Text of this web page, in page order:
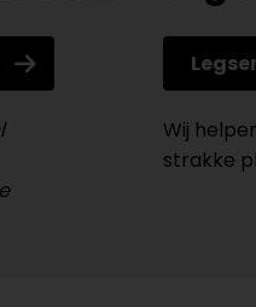
Wij
strakke